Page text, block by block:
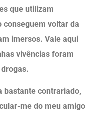
que utilizam
conseguem voltar da
imersos. Vale aqui
vivências foram
bastante contrariado,
me do meu amigo